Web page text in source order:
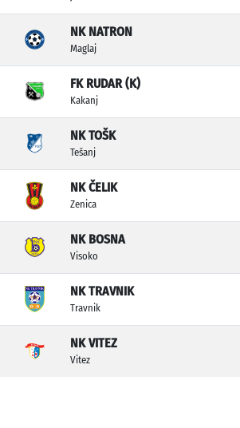
NK NATRON
Maglaj
FK RUDAR (K)
Kakanj
NK TOŠK
Tešanj
NK ČELIK
Zenica
NK BOSNA
Visoko
NK TRAVNIK
Travnik
NK VITEZ
Vitez